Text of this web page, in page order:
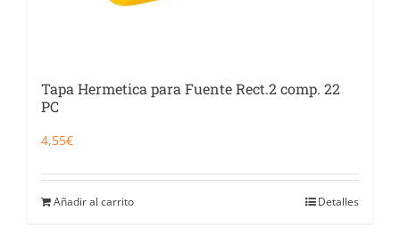
Tapa Hermetica para Fuente Rect.2 comp. 22
PC
4,55€
Añadir al carrito Detalles